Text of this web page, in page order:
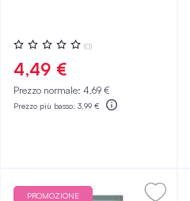
Valutazione:
0%
(0)
4,49 €
Prezzo normale: 4,69 €
Prezzo più basso: 3,99 €
PROMOZIONE